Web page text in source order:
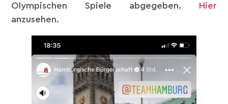
Olympischen Spiele abgegeben. Hier
anzusehen.